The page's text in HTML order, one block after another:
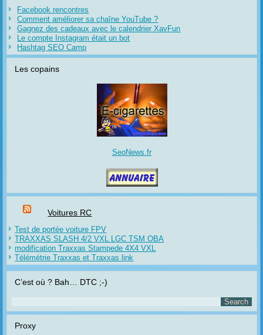
Facebook rencontres
Comment améliorer sa chaîne YouTube ?
Gagnez des cadeaux avec le calendrier XavFun
Le compte Instagram était un bot
Hashtag SEO Camp
Les copains
SeoNews.fr
Voitures RC
Test de portée voiture FPV
TRAXXAS SLASH 4/2 VXL LGC TSM OBA
modification Traxxas Stampede 4X4 VXL
Télémétrie Traxxas et Traxxas link
C’est où ? Bah… DTC ;-)
Proxy